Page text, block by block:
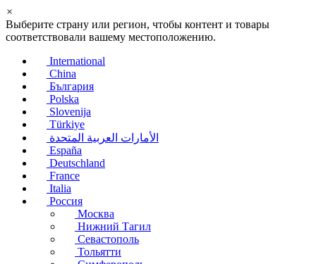
×
Выберите страну или регион, чтобы контент и товары
соответствовали вашему местоположению.
International
China
България
Polska
Slovenija
Türkiye
الأمارات العربية المتحدة
España
Deutschland
France
Italia
Россия
Москва
Нижний Тагил
Севастополь
Тольятти